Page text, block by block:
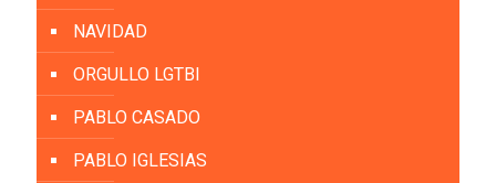
NAVIDAD
ORGULLO LGTBI
PABLO CASADO
PABLO IGLESIAS